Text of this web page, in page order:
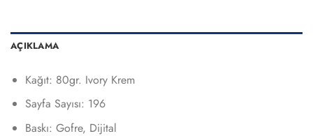
AÇIKLAMA
Kağıt: 80gr. Ivory Krem
Sayfa Sayısı: 196
Baskı: Gofre, Dijital